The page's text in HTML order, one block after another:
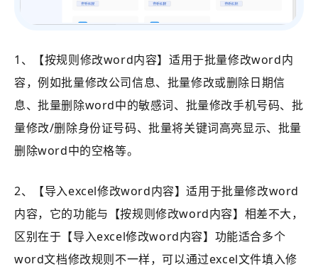
1、【按规则修改word内容】适用于批量修改word内
容，例如批量修改公司信息、批量修改或删除日期信
息、批量删除word中的敏感词、批量修改手机号码、批
量修改/删除身份证号码、批量将关键词高亮显示、批量
删除word中的空格等。
2、【导入excel修改word内容】适用于批量修改word
内容，它的功能与【按规则修改word内容】相差不大，
区别在于【导入excel修改word内容】功能适合多个
word文档修改规则不一样，可以通过excel文件填入修